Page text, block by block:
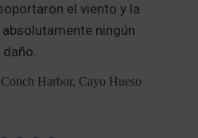
el viento y la
ningún
daño.
Harbor, Cayo Hueso